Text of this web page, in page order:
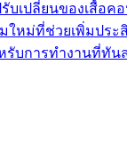
บเปลี่ยนของเสื้อค
ใหม่ที่ช่วยเพิ่มปร
รับการทำงานที่ทัน